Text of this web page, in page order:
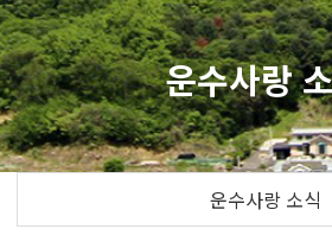
운수사랑
운수사랑 소식